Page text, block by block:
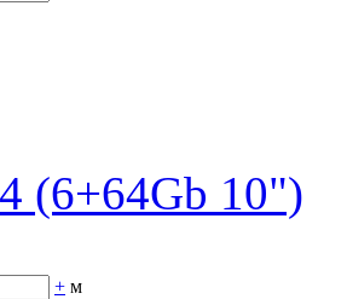
(6+64Gb 10")
+ м